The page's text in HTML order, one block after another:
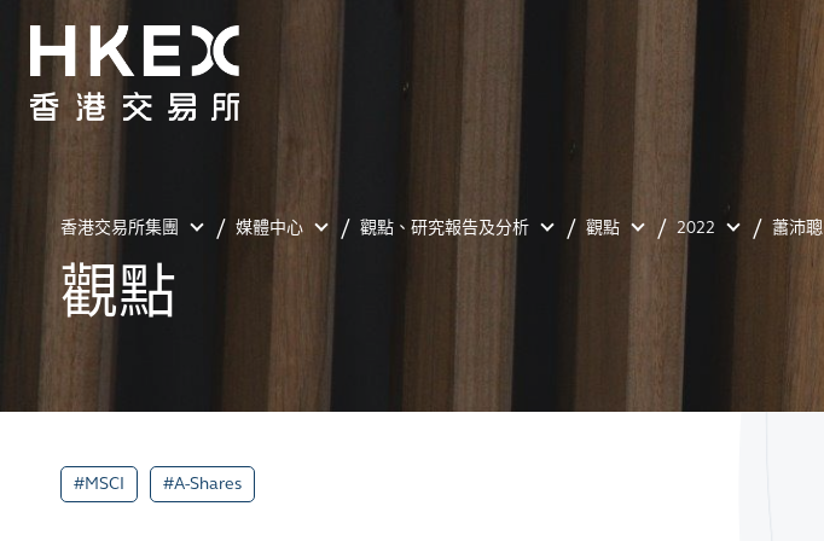
香港交易所集團 媒體中心 觀點、研究報告及分析 觀點 2022 蕭沛聰
觀點
#MSCI #A-Shares